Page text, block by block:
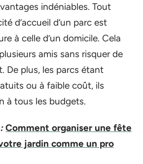
indéniables. Tout
d’accueil d’un parc est
à celle d’un domicile. Cela
amis sans risquer de
De plus, les parcs étant
ou à faible coût, ils
à tous les budgets.
Comment organiser une fête
jardin comme un pro